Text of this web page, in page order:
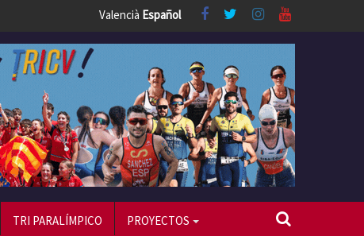
Valencià Español
TRI PARALÍMPICO PROYECTOS